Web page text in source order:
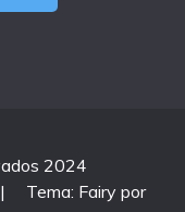
2024
|
Tema: Fairy por